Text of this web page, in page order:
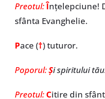
Preotul:Înţelepciune!
sfânta Evanghelie.
Pace (†) tuturor.
Poporul:Şi spiritului
Preotul: Citire din